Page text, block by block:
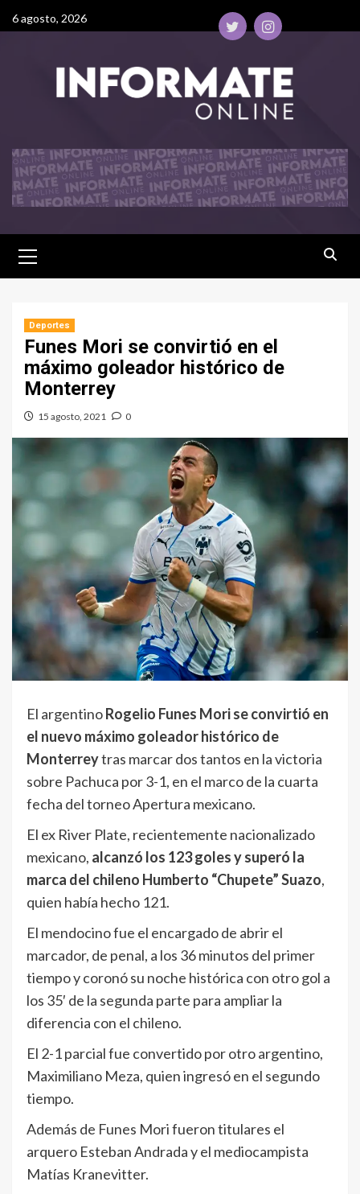
6 agosto, 2026
Deportes
Funes Mori se convirtió en el
máximo goleador histórico de
Monterrey
15 agosto, 2021 0
El argentinoRogelio Funes Mori se convirtió en
el nuevo máximo goleador histórico de
Monterreytras marcar dos tantos en la victoria
sobre Pachuca por 3-1, en el marco de la cuarta
fecha del torneo Apertura mexicano.
El ex River Plate, recientemente nacionalizado
mexicano, alcanzó los 123 goles y superó la
marca del chileno Humberto “Chupete” Suazo,
quien había hecho 121.
El mendocino fue el encargado de abrir el
marcador, de penal, a los 36 minutos del primer
tiempo y coronó su noche histórica con otro gol a
los 35′ de la segunda parte para ampliar la
diferencia con el chileno.
El 2-1 parcial fue convertido por otro argentino,
Maximiliano Meza, quien ingresó en el segundo
tiempo.
Además de Funes Mori fueron titulares el
arquero Esteban Andrada y el mediocampista
Matías Kranevitter.